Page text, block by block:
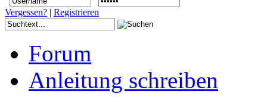
Vergessen? | Registrieren
Forum
Anleitung schreiben